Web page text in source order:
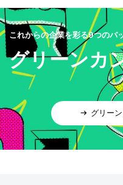
これからの企業を彩る9つのバ
グリーンカ
グリー